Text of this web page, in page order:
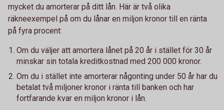
mycket du amorterar på ditt lån. Här är två olika
räkneexempel på om du lånar en miljon kronor till en ränta
på fyra procent:
Om du väljer att amortera lånet på 20 år i stället för 30 år
minskar sin totala kreditkostnad med 200 000 kronor.
Om du i stället inte amorterar någonting under 50 år har du
betalat två miljoner kronor i ränta till banken och har
fortfarande kvar en miljon kronor i lån.